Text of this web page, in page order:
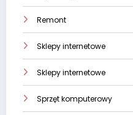
Remont
Sklepy internetowe
Sklepy internetowe
Sprzęt komputerowy